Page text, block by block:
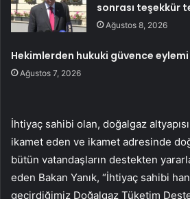
sonrası teşekkür
Ağustos 8, 2026
Hekimlerden hukuki güvence eylemi
Ağustos 7, 2026
İhtiyaç sahibi olan, doğalgaz
ikamet eden ve ikamet adresinde
bütün vatandaşların destekten
eden Bakan Yanık, “İhtiyaç sahibi
geçirdiğimiz Doğalgaz Tüketim